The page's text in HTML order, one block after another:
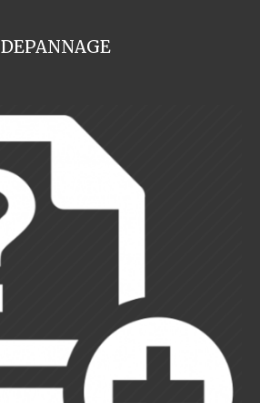
DEPANNAGE